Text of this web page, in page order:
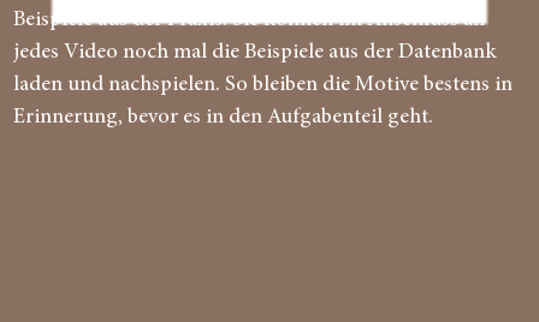
Beispiele aus der Praxis. Sie können im Anschluss an
jedes Video noch mal die Beispiele aus der Datenbank
laden und nachspielen. So bleiben die Motive bestens in
Erinnerung, bevor es in den Aufgabenteil geht.